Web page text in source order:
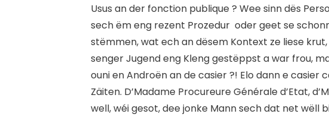
Usus an der fonction publique ? Wee sinn dës
sech ëm eng rezent Prozedur oder geet se
stëmmen, wat ech an dësem Kontext ze liese
senger Jugend eng Kleng gestëppst a war frou,
ouni en Androën an de casier ?! Elo dann e
Zäiten. D’Madame Procureure Générale d’Etat,
well, wéi gesot, dee jonke Mann sech dat net wëll